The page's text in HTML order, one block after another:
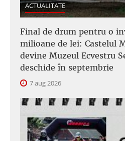
ACTUALITATE
Final de drum pentru o
milioane de lei: Castelul
devine Muzeul Ecvestru
deschide în septembrie
7 aug 2026